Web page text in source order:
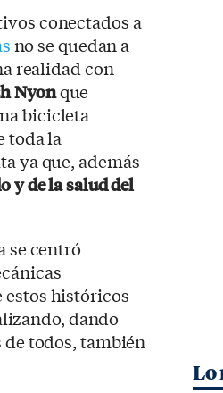
conectados a
no se quedan a
realidad con
Nyonque
bicicleta
toda la
ya que, además
y de la salud del
se centró
estos históricos
dando
todos, también
Lo